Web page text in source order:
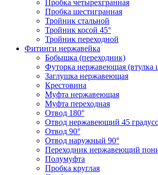
Пробка четырехгранная
Пробка шестигранная
Тройник стальной
Тройник косой 45°
Тройник переходной
Фитинги нержавейка
Бобышка (переходник)
Футорка нержавеющая (втулка
Заглушка нержавеющая
Крестовина
Муфта нержавеющая
Муфта переходная
Отвод 180°
Отвод нержавеющий 45
Отвод 90°
Отвод наружный 90°
Переходник нержавеющий
Полумуфта
Пробка круглая